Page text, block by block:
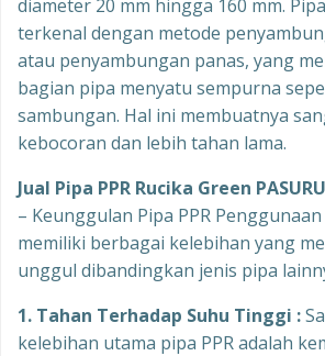
diameter 20 mm hingga 160 mm.
terkenal dengan metode
atau penyambungan panas, yang
bagian pipa menyatu sempurna
sambungan. Hal ini membuatnya
kebocoran dan lebih tahan lama.
Jual Pipa PPR Rucika Green
– Keunggulan Pipa PPR Penggunaan
memiliki berbagai kelebihan yang
unggul dibandingkan jenis pipa
1. Tahan Terhadap Suhu Tinggi :
kelebihan utama pipa PPR adalah